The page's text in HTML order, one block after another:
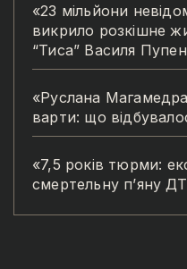
«23 мільйони
викрило розкішне
“Тиса” Василя
«Руслана
варти: що
«7,5 років тюрми:
смертельну п’яну